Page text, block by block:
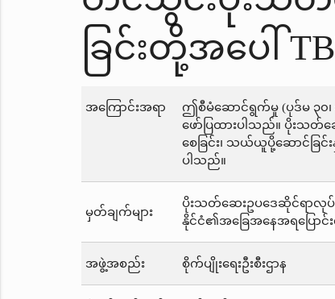
ခြင်းတို့အပေါ်
အကြောင်းအရာ
ဤစီမံဆောင်ရွက်မှု (ပုဒ်မ ၃
ဖော်ပြထားပါသည်။ ပိုးသ
စေခြင်း၊ သယ်ယူပို့ဆောင်ခြ
ပါသည်။
မှတ်ချက်များ
ပိုးသတ်ဆေးဥပဒေဆိုင်ရာလုပ်
နိုင်ငံ၏အခြေအနေအရပြော
အဖွဲ့အစည်း စိုက်ပျိုးရေးဦးစီးဌာန